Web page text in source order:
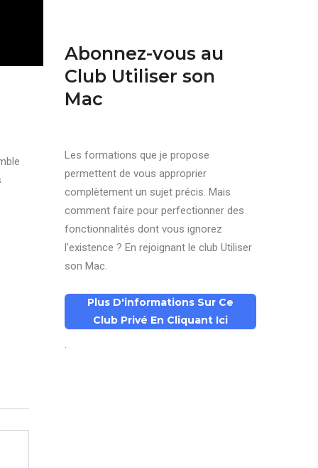
Abonnez-vous au
Club Utiliser son
Mac
Les formations que je propose
permettent de vous approprier
complètement un sujet précis. Mais
comment faire pour perfectionner des
fonctionnalités dont vous ignorez
l'existence ? En rejoignant le club Utiliser
son Mac.
Plus D'informations Sur Ce
Club Privé En Cliquant Ici
.